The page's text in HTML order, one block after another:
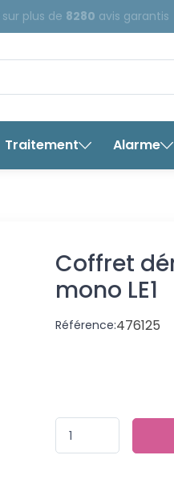
sur plus de 8280 avis garantis
Traitement Alarme
Coffret
mono LE1
Référence:476125